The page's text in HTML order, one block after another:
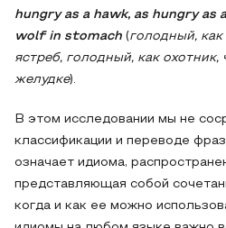
hungry as a hawk, as hungry as
wolf in stomach (голодный, как
ястреб, голодный, как охотник,
желудке).
В этом исследовании мы не
классификации и переводе
означает идиома,
представляющая собой
когда и как ее можно